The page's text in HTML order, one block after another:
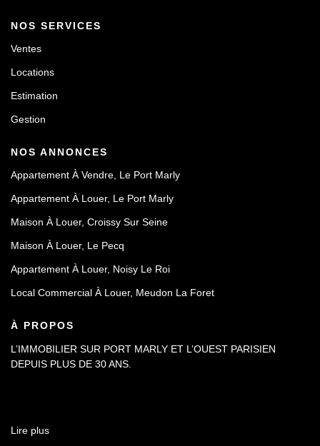
NOS SERVICES
Ventes
Locations
Estimation
Gestion
NOS ANNONCES
Appartement À Vendre, Le Port Marly
Appartement À Louer, Le Port Marly
Maison À Louer, Croissy Sur Seine
Maison À Louer, Le Pecq
Appartement À Louer, Noisy Le Roi
Local Commercial À Louer, Meudon La Foret
À PROPOS
L’IMMOBILIER SUR PORT MARLY ET L’OUEST PARISIEN
DEPUIS PLUS DE 30 ANS.
Lire plus